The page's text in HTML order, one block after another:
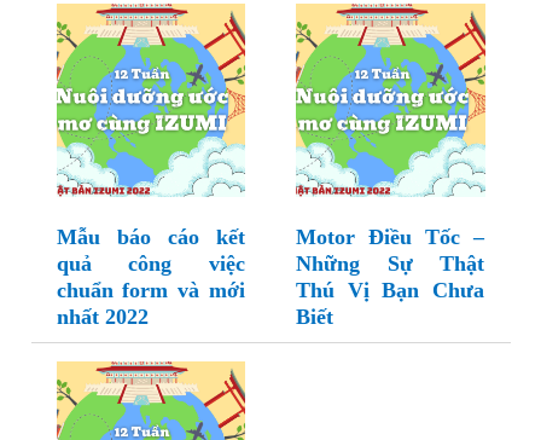
Mẫu báo cáo kết
quả công việc
chuẩn form và mới
nhất 2022
Motor Điều Tốc –
Những Sự Thật
Thú Vị Bạn Chưa
Biết